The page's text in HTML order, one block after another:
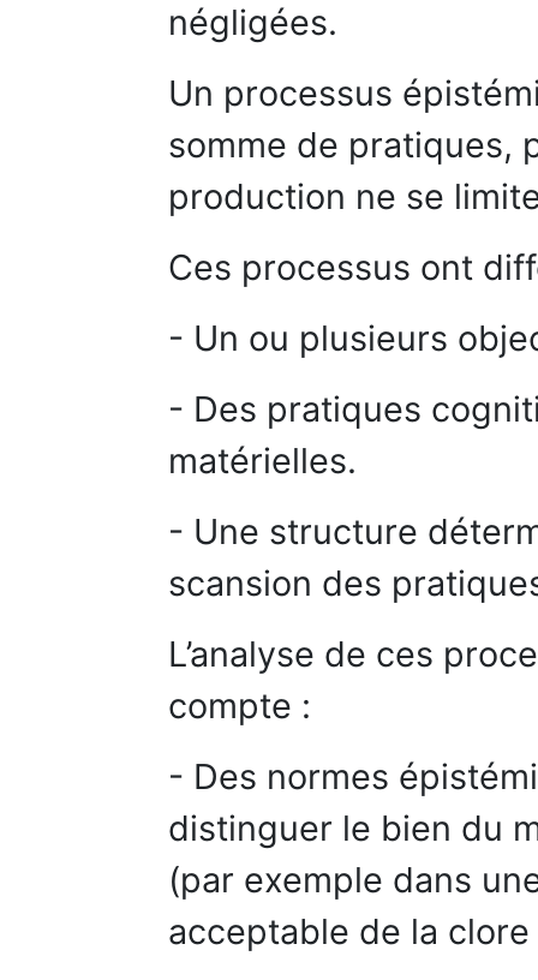
négligées.
Un processus
somme de pratiques,
production ne se
Ces processus ont
- Un ou plusieurs
- Des pratiques
matérielles.
- Une structure
scansion des
L’analyse de ces
compte :
- Des normes
distinguer le bien du
(par exemple dans
acceptable de la